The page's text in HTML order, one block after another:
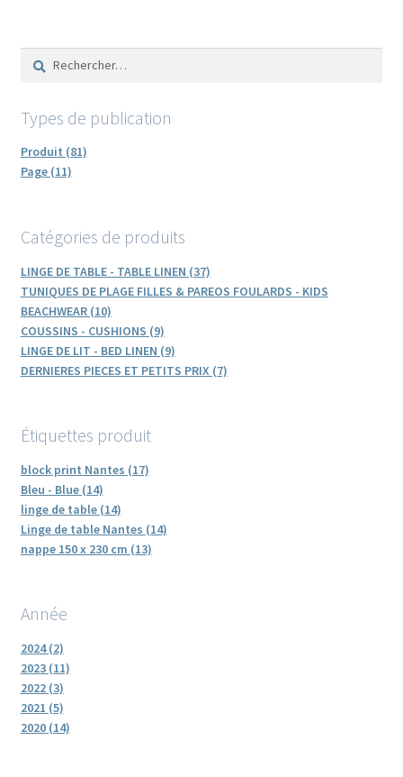
Rechercher :
Types de publication
Produit (81)
Page (11)
Catégories de produits
LINGE DE TABLE - TABLE LINEN (37)
TUNIQUES DE PLAGE FILLES & PAREOS FOULARDS - KIDS
BEACHWEAR (10)
COUSSINS - CUSHIONS (9)
LINGE DE LIT - BED LINEN (9)
DERNIERES PIECES ET PETITS PRIX (7)
Étiquettes produit
block print Nantes (17)
Bleu - Blue (14)
linge de table (14)
Linge de table Nantes (14)
nappe 150 x 230 cm (13)
Année
2024 (2)
2023 (11)
2022 (3)
2021 (5)
2020 (14)